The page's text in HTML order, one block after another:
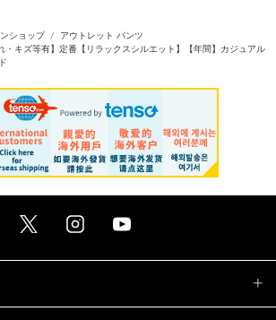
ショップ
アウトレット パンツ
・キズ等有】定番【リラックスシルエット】【年間】カジュアル